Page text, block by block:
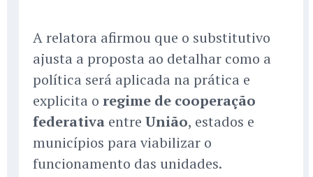
A relatora afirmou que o substitutivo
ajusta a proposta ao detalhar como a
política será aplicada na prática e
explicita o regime de cooperação
federativa entre União, estados e
municípios para viabilizar o
funcionamento das unidades.